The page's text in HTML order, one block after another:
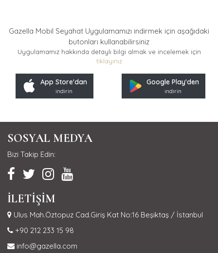
Gazella Mobil Seyahat Uygulamamızı indirmek için aşağıdaki
butonları kullanabilirsiniz
Uygulamamız hakkında detaylı bilgi almak ve incelemek için
tıklayınız
App Store'dan
indirin
Google Play'den
indirin
SOSYAL MEDYA
Bizi Takip Edin:
İLETİŞİM
Ulus Mah.Öztopuz Cad.Giriş Kat No:16 Beşiktaş / İstanbul
+90 212 233 15 98
info@gazella.com